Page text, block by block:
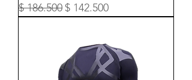
Precio
$ 186.500 Precio de oferta
$ 142.500